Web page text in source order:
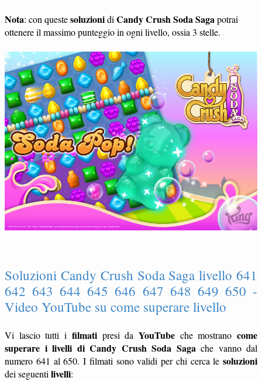
Nota: con questesoluzionidi Candy Crush Soda Sagapotrai
ottenere il massimo punteggio in ogni livello, ossia 3 stelle.
Soluzioni Candy Crush Soda Saga livello 641
642 643 644 645 646 647 648 649 650 -
Video YouTube su come superare livello
Vi lascio tutti i filmatipresi da YouTubeche mostranocome
superare i livelli di Candy Crush Soda Saga che vanno dal
numero 641 al 650. I filmati sono validi per chi cerca le soluzioni
dei seguenti livelli: